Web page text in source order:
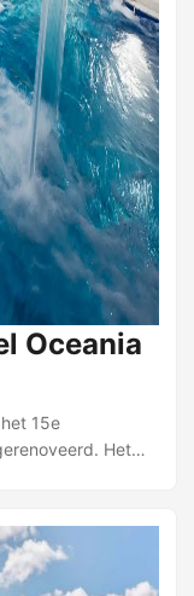
Oceania
15e
Het
Porte de Versailles
waardoor het
goed